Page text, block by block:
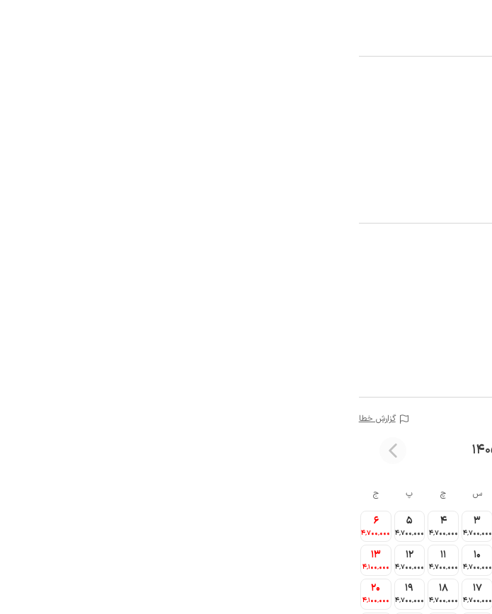
گزارش خطا
س چ پ ج
3
4٬700٬000
4
4٬700٬000
5
4٬700٬000
6
4٬700٬000
10
4٬700٬000
11
4٬700٬000
12
4٬700٬000
13
4٬100٬000
17
4٬700٬000
18
4٬700٬000
19
4٬700٬000
20
4٬100٬000